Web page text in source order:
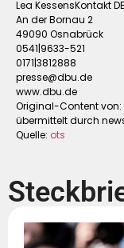
Lea KessensKontakt
An der Bornau 2
49090 Osnabrück
0541|9633-521
0171|3812888
presse@dbu.de
www.dbu.de
Original-Content von:
übermittelt durch
Quelle: ots